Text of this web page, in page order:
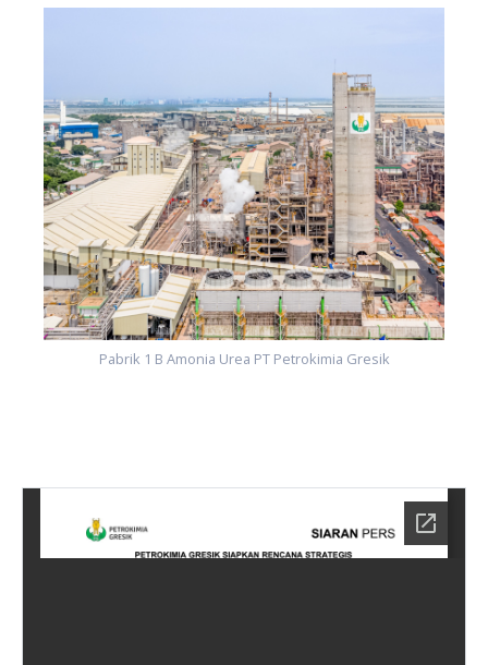
Pabrik 1 B Amonia Urea PT Petrokimia Gresik